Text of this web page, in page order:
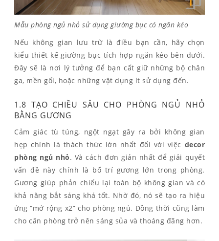
Mẫu phòng ngủ nhỏ sử dụng giường bục có ngăn kéo
Nếu không gian lưu trữ là điều bạn cần, hãy chọn
kiểu thiết kế giường bục tích hợp ngăn kéo bên dưới.
Đây sẽ là nơi lý tưởng để bạn cất giữ những bộ chăn
ga, mền gối, hoặc những vật dụng ít sử dụng đến.
1.8 TẠO CHIỀU SÂU CHO PHÒNG NGỦ NHỎ
BẰNG GƯƠNG
Cảm giác tù túng, ngột ngạt gây ra bởi không gian
hẹp chính là thách thức lớn nhất đối với việc decor
phòng ngủ nhỏ. Và cách đơn giản nhất để giải quyết
vấn đề này chính là bố trí gương lớn trong phòng.
Gương giúp phản chiếu lại toàn bộ không gian và có
khả năng bắt sáng khá tốt. Nhờ đó, nó sẽ tạo ra hiệu
ứng “mở rộng x2” cho phòng ngủ. Đồng thời cũng làm
cho căn phòng trở nên sáng sủa và thoáng đãng hơn.